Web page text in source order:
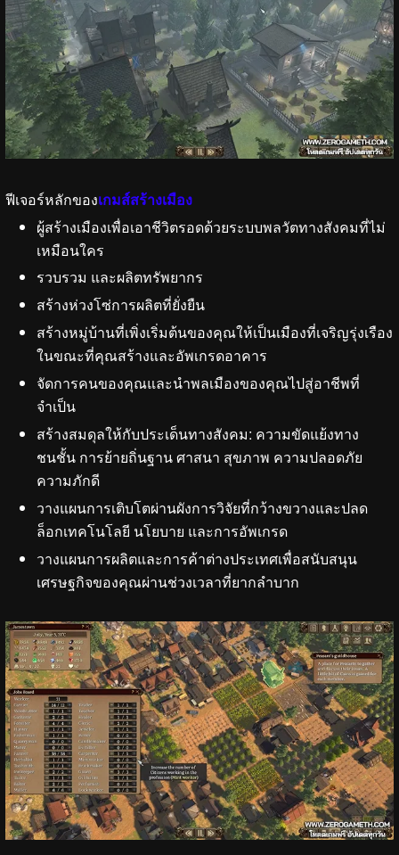
ฟีเจอร์หลักของเกมส์สร้างเมือง
ผู้สร้างเมืองเพื่อเอาชีวิตรอดด้วยระบบพลวัตทางสังคมที่ไม่
เหมือนใคร
รวบรวม และผลิตทรัพยากร
สร้างห่วงโซ่การผลิตที่ยั่งยืน
สร้างหมู่บ้านที่เพิ่งเริ่มต้นของคุณให้เป็นเมืองที่เจริญรุ่งเรือง
ในขณะที่คุณสร้างและอัพเกรดอาคาร
จัดการคนของคุณและนำพลเมืองของคุณไปสู่อาชีพที่
จำเป็น
สร้างสมดุลให้กับประเด็นทางสังคม: ความขัดแย้งทาง
ชนชั้น การย้ายถิ่นฐาน ศาสนา สุขภาพ ความปลอดภัย
ความภักดี
วางแผนการเติบโตผ่านผังการวิจัยที่กว้างขวางและปลด
ล็อกเทคโนโลยี นโยบาย และการอัพเกรด
วางแผนการผลิตและการค้าต่างประเทศเพื่อสนับสนุน
เศรษฐกิจของคุณผ่านช่วงเวลาที่ยากลำบาก